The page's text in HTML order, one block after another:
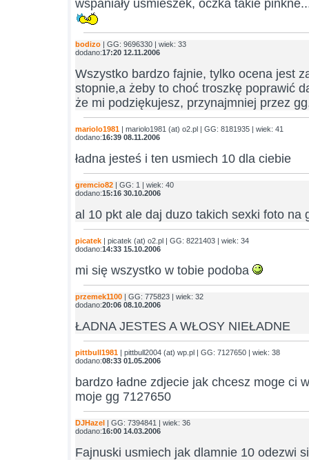
wspaniały uśmieszek, oczka takie
bodizo | GG: 9696330 | wiek: 33
dodano:17:20 12.11.2006
Wszystko bardzo fajnie, tylko ocena jest
stopnie,a żeby to choć troszkę poprawić
że mi podziękujesz, przynajmniej przez
mariolo1981 | mariolo1981 (at) o2.pl | GG: 8181935 | wiek: 41
dodano:16:39 08.11.2006
ładna jesteś i ten usmiech 10 dla ciebie
gremcio82 | GG: 1 | wiek: 40
dodano:15:16 30.10.2006
al 10 pkt ale daj duzo takich sexki foto na
picatek | picatek (at) o2.pl | GG: 8221403 | wiek: 34
dodano:14:33 15.10.2006
mi się wszystko w tobie podoba
przemek1100 | GG: 775823 | wiek: 32
dodano:20:06 08.10.2006
ŁADNA JESTES A WŁOSY NIEŁADNE
pittbull1981 | pittbull2004 (at) wp.pl | GG: 7127650 | wiek: 38
dodano:08:33 01.05.2006
bardzo ładne zdjecie jak chcesz moge ci
moje gg 7127650
DJHazel | GG: 7394841 | wiek: 36
dodano:16:00 14.03.2006
Fajnuski usmiech jak dlamnie 10 odezwi